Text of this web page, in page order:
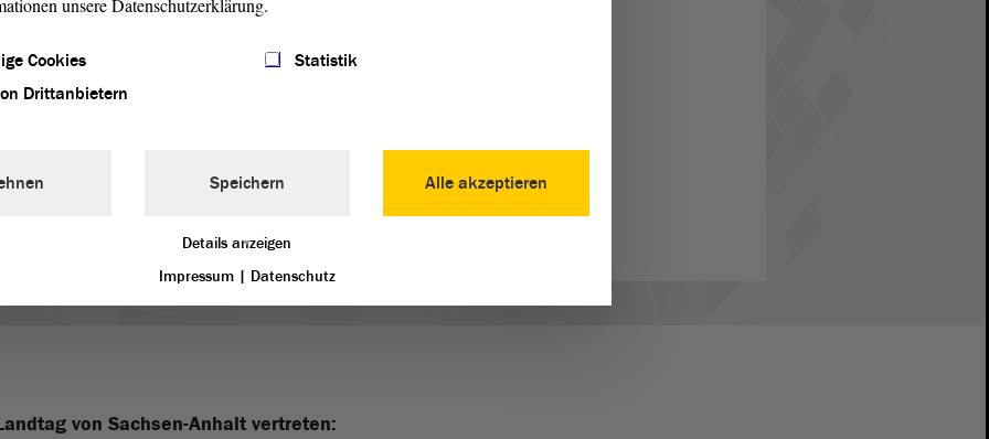
wie Schloss und Dom, der Schlossgarten und
–
von Sachsen-Anhalt vertreten:
Cookies
Statistik
Drittanbietern
Alle akzeptieren
Speichern
Details anzeigen
Impressum | Datenschutz